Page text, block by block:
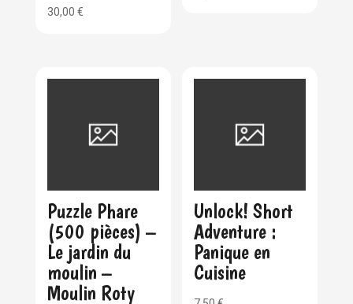
30,00 €
Puzzle Phare
(500 pièces) –
Le jardin du
moulin –
Moulin Roty
Unlock! Short
Adventure :
Panique en
Cuisine